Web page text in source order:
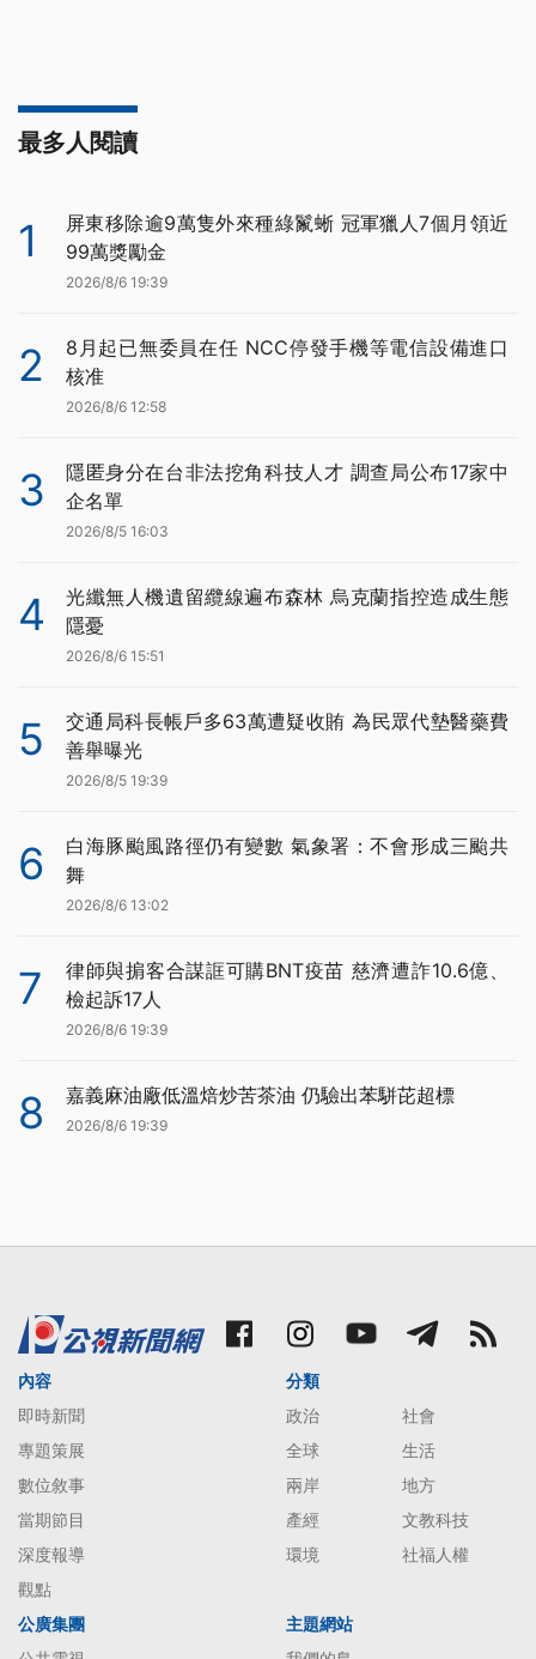
最多人閱讀
1
屏東移除逾9萬隻外來種綠鬣蜥 冠軍獵人7個月領近
99萬獎勵金
2026/8/6 19:39
2
8月起已無委員在任 NCC停發手機等電信設備進口
核准
2026/8/6 12:58
3
隱匿身分在台非法挖角科技人才 調查局公布17家中
企名單
2026/8/5 16:03
4
光纖無人機遺留纜線遍布森林 烏克蘭指控造成生態
隱憂
2026/8/6 15:51
5
交通局科長帳戶多63萬遭疑收賄 為民眾代墊醫藥費
善舉曝光
2026/8/5 19:39
6
白海豚颱風路徑仍有變數 氣象署：不會形成三颱共
舞
2026/8/6 13:02
7
律師與掮客合謀誆可購BNT疫苗 慈濟遭詐10.6億、
檢起訴17人
2026/8/6 19:39
8 嘉義麻油廠低溫焙炒苦茶油 仍驗出苯駢芘超標
2026/8/6 19:39
內容
即時新聞
專題策展
數位敘事
當期節目
深度報導
觀點
分類
政治
社會
全球
生活
兩岸
地方
產經
文教科技
環境
社福人權
公廣集團
主題網站